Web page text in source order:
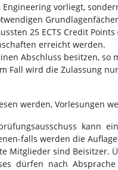
vorliegt,
25 ECTS Credit
erreicht werden.
Abschluss besitzen,
Fall wird die Zulassung
werden, Vorlesungen
kann
falls werden die
Mitglieder sind Beisitzer.
dürfen nach